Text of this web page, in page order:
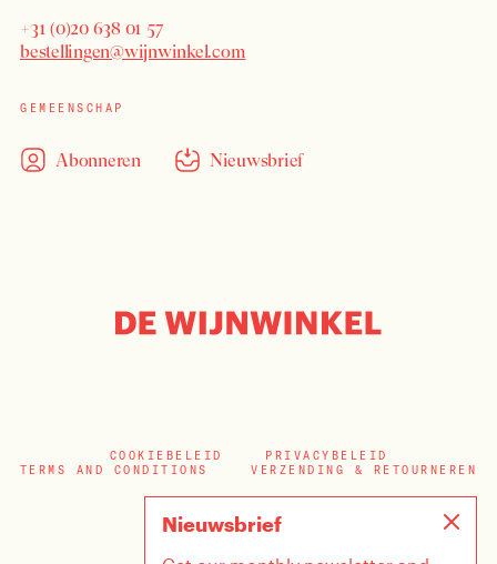
+31 (0)20 638 01 57
bestellingen@wijnwinkel.com
GEMEENSCHAP
Abonneren Nieuwsbrief
COOKIEBELEID
PRIVACYBELEID
TERMS AND CONDITIONS
VERZENDING & RETOURNEREN
Nieuwsbrief